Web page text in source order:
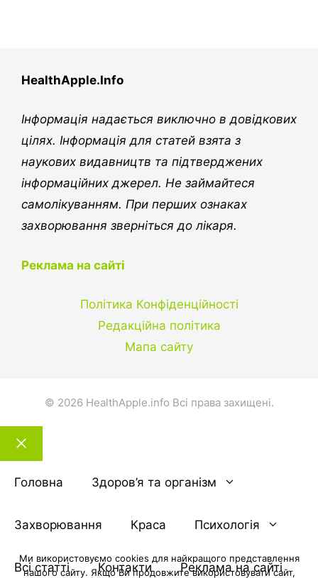
HealthApple.Info
Інформація надається виключно в довідкових
цілях. Інформація для статей взята з
наукових видавництв та підтверджених
інформаційних джерел. Не займайтеся
самолікуванням. При перших ознаках
захворювання зверніться до лікаря.
Реклама на сайті
Політика Конфіденційності
Редакційна політика
Мапа сайту
© 2026 HealthApple.info Всі права захищені.
Закрити
тему
Головна Здоров’я та організм
Захворювання Краса Психологія
Всі статті Контакти Реклама на сайті
Ми використовуємо cookies для найкращого представлення
нашого сайту. Якщо Ви продовжите використовувати сайт,